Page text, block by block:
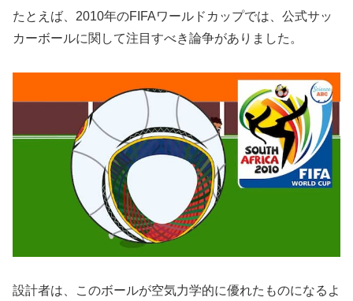
たとえば、2010年のFIFAワールドカップでは、公式サッ
カーボールに関して注目すべき論争がありました。
設計者は、このボールが空気力学的に優れたものになるよ